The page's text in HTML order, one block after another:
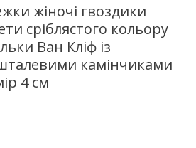
жіночі гвоздики
сріблястого кольору
Ван Кліф із
камінчиками
4 см